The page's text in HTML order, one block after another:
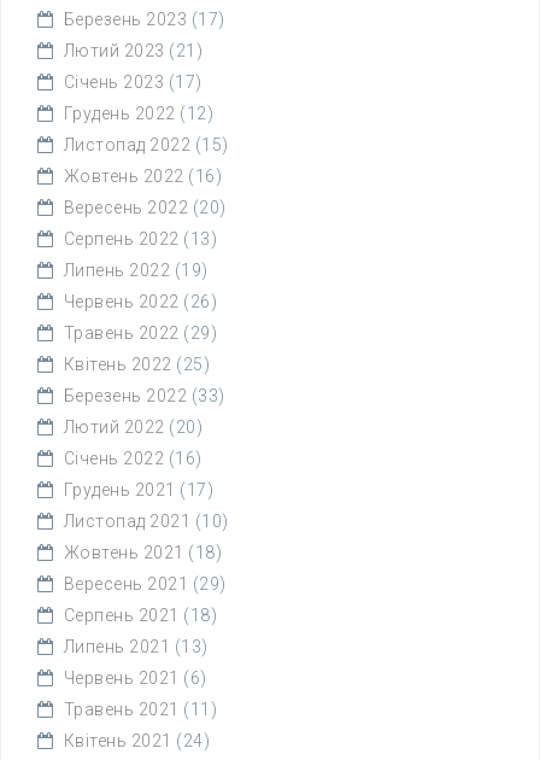
Березень 2023 (17)
Лютий 2023 (21)
Січень 2023 (17)
Грудень 2022 (12)
Листопад 2022 (15)
Жовтень 2022 (16)
Вересень 2022 (20)
Серпень 2022 (13)
Липень 2022 (19)
Червень 2022 (26)
Травень 2022 (29)
Квітень 2022 (25)
Березень 2022 (33)
Лютий 2022 (20)
Січень 2022 (16)
Грудень 2021 (17)
Листопад 2021 (10)
Жовтень 2021 (18)
Вересень 2021 (29)
Серпень 2021 (18)
Липень 2021 (13)
Червень 2021 (6)
Травень 2021 (11)
Квітень 2021 (24)